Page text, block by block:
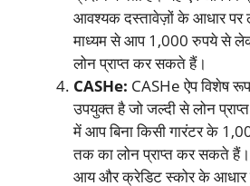
आवश्यक दस्तावेज़ों के आधार पर
माध्यम से आप 1,000 रुपये से
लोन प्राप्त कर सकते हैं।
CASHe: CASHe ऐप विशेष
उपयुक्त है जो जल्दी से लोन
में आप बिना किसी गारंटर के
तक का लोन प्राप्त कर सकते
आय और क्रेडिट स्कोर के आधार